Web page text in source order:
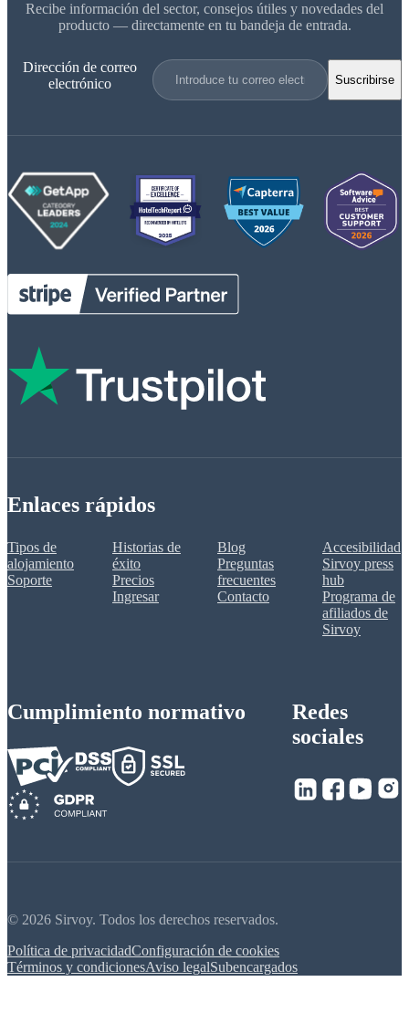
Recibe información del sector, consejos útiles y novedades del
producto — directamente en tu bandeja de entrada.
Dirección de correo
electrónico
Suscribirse
Enlaces rápidos
Tipos de
alojamiento
Soporte
Historias de
éxito
Precios
Ingresar
Blog
Preguntas
frecuentes
Contacto
Accesibilidad
Sirvoy press
hub
Programa de
afiliados de
Sirvoy
Cumplimiento normativo
Redes
sociales
© 2026 Sirvoy. Todos los derechos reservados.
Política de privacidadConfiguración de cookies
Términos y condicionesAviso legalSubencargados